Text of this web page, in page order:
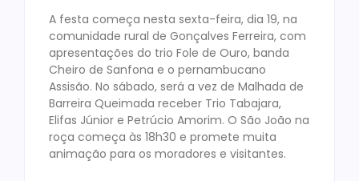
A festa começa nesta sexta-feira, dia 19, na
comunidade rural de Gonçalves Ferreira, com
apresentações do trio Fole de Ouro, banda
Cheiro de Sanfona e o pernambucano
Assisão. No sábado, será a vez de Malhada de
Barreira Queimada receber Trio Tabajara,
Elifas Júnior e Petrúcio Amorim. O São João na
roça começa às 18h30 e promete muita
animação para os moradores e visitantes.